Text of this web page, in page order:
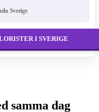
Sverige
I SVERIGE
samma dag